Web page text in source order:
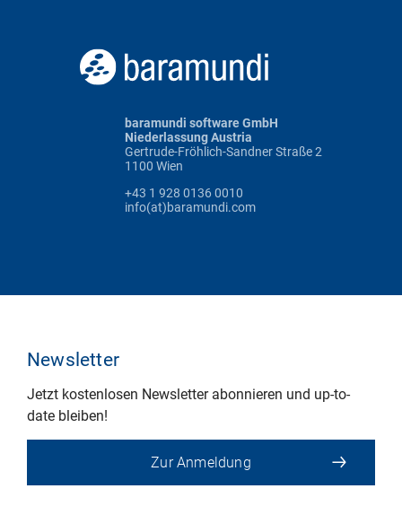
baramundi software GmbH
Niederlassung Austria
Gertrude-Fröhlich-Sandner Straße 2
1100 Wien
+43 1 928 0136 0010
info(at)baramundi.com
Newsletter
Jetzt kostenlosen Newsletter abonnieren und up-to-
date bleiben!
Zur Anmeldung